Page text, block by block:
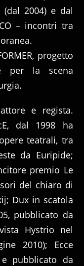
2004) e dal
– incontri tra
progetto
per la scena
e regista.
dal 1998 ha
teatrali, tra
da Euripide;
premio Le
del chiaro di
Dux in scatola
pubblicato da
Hystrio nel
2010); Ecce
pubblicato da